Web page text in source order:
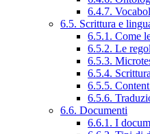
6.4.7.
6.5. Scrittura e
6.5.1. Come
6.5.2. Le
6.5.3.
6.5.4.
6.5.5.
6.5.6.
6.6. Documenti
6.6.1. I